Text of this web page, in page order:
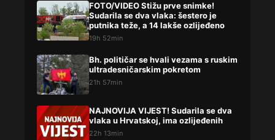
FOTO/VIDEO Stižu prve snimke!
Sudarila se dva vlaka: šestero je
putnika teže, a 14 lakše ozlijeđeno
19h 52min
Bh. političar se hvali vezama s ruskim
ultradesničarskim pokretom
21h 57min
NAJNOVIJA VIJEST! Sudarila se dva
vlaka u Hrvatskoj, ima ozlijeđenih
22h 13min